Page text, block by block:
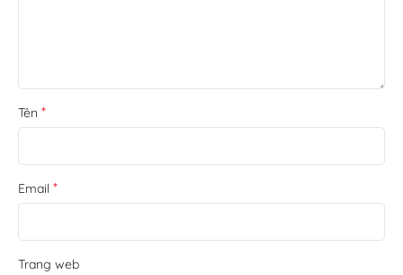
Tên *
Email *
Trang web